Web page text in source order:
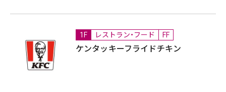
1F レストラン・フード FF
ケンタッキーフライドチキン